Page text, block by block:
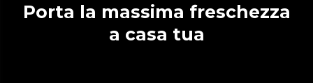
Porta la massima freschezza
a casa tua